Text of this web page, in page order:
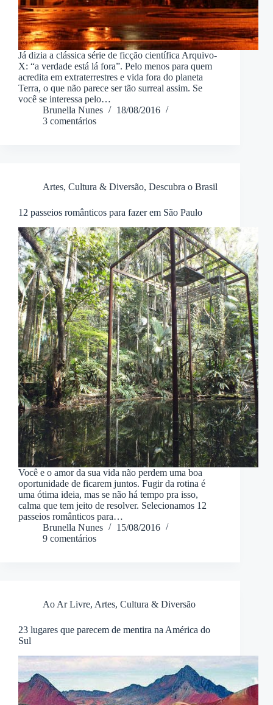
Já dizia a clássica série de ficção científica Arquivo-
X: “a verdade está lá fora”. Pelo menos para quem
acredita em extraterrestres e vida fora do planeta
Terra, o que não parece ser tão surreal assim. Se
você se interessa pelo…
Brunella Nunes
18/08/2016
3 comentários
Artes, Cultura & Diversão, Descubra o Brasil
12 passeios românticos para fazer em São Paulo
Você e o amor da sua vida não perdem uma boa
oportunidade de ficarem juntos. Fugir da rotina é
uma ótima ideia, mas se não há tempo pra isso,
calma que tem jeito de resolver. Selecionamos 12
passeios românticos para…
Brunella Nunes
15/08/2016
9 comentários
Ao Ar Livre, Artes, Cultura & Diversão
23 lugares que parecem de mentira na América do
Sul